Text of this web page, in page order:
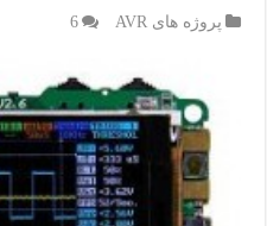
پروژه های AVR 6